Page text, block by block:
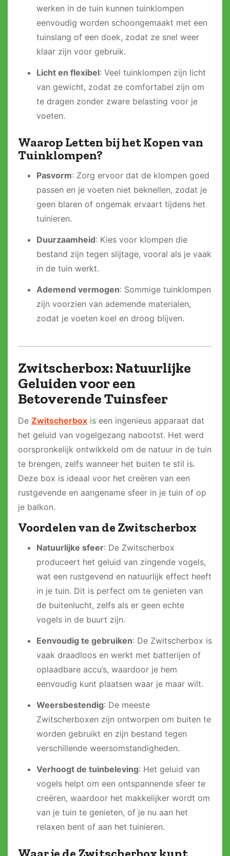
werken in de tuin kunnen tuinklompen
eenvoudig worden schoongemaakt met een
tuinslang of een doek, zodat ze snel weer
klaar zijn voor gebruik.
Licht en flexibel: Veel tuinklompen zijn licht
van gewicht, zodat ze comfortabel zijn om
te dragen zonder zware belasting voor je
voeten.
Waarop Letten bij het Kopen van
Tuinklompen?
Pasvorm: Zorg ervoor dat de klompen goed
passen en je voeten niet beknellen, zodat je
geen blaren of ongemak ervaart tijdens het
tuinieren.
Duurzaamheid: Kies voor klompen die
bestand zijn tegen slijtage, vooral als je vaak
in de tuin werkt.
Ademend vermogen: Sommige tuinklompen
zijn voorzien van ademende materialen,
zodat je voeten koel en droog blijven.
Zwitscherbox: Natuurlijke
Geluiden voor een
Betoverende Tuinsfeer
De Zwitscherbox is een ingenieus apparaat dat
het geluid van vogelgezang nabootst. Het werd
oorspronkelijk ontwikkeld om de natuur in de tuin
te brengen, zelfs wanneer het buiten te stil is.
Deze box is ideaal voor het creëren van een
rustgevende en aangename sfeer in je tuin of op
je balkon.
Voordelen van de Zwitscherbox
Natuurlijke sfeer: De Zwitscherbox
produceert het geluid van zingende vogels,
wat een rustgevend en natuurlijk effect heeft
in je tuin. Dit is perfect om te genieten van
de buitenlucht, zelfs als er geen echte
vogels in de buurt zijn.
Eenvoudig te gebruiken: De Zwitscherbox is
vaak draadloos en werkt met batterijen of
oplaadbare accu’s, waardoor je hem
eenvoudig kunt plaatsen waar je maar wilt.
Weersbestendig: De meeste
Zwitscherboxen zijn ontworpen om buiten te
worden gebruikt en zijn bestand tegen
verschillende weersomstandigheden.
Verhoogt de tuinbeleving: Het geluid van
vogels helpt om een ontspannende sfeer te
creëren, waardoor het makkelijker wordt om
van je tuin te genieten, of je nu aan het
relaxen bent of aan het tuinieren.